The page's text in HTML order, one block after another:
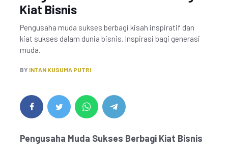
Kiat Bisnis
Pengusaha muda sukses berbagi kisah inspiratif dan
kiat sukses dalam dunia bisnis. Inspirasi bagi generasi
muda.
BY INTAN KUSUMA PUTRI
Pengusaha Muda Sukses Berbagi Kiat Bisnis